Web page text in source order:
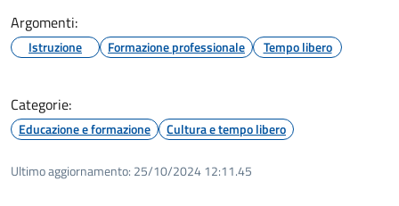
Argomenti:
Istruzione Formazione professionale Tempo libero
Categorie:
Educazione e formazione Cultura e tempo libero
Ultimo aggiornamento: 25/10/2024 12:11.45